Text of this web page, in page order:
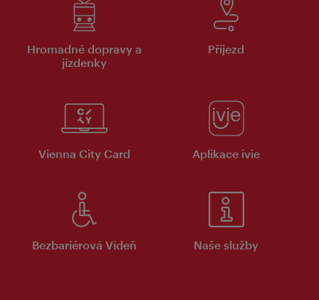
Hromadné dopravy a
jízdenky
Příjezd
Vienna City Card Aplikace ivie
Bezbariérová Vídeň Naše služby